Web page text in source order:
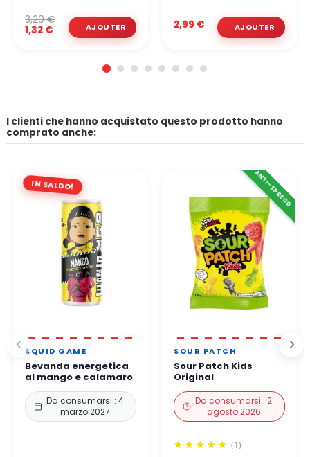
1,32 €
3,29 € 2,99 €
I clienti che hanno acquistato questo prodotto hanno
comprato anche:
IN SALDO!
SQUID GAME
Bevanda energetica
al mango e calamaro
Da consumarsi : 4
marzo 2027
ANTI-SPRECO
SOUR PATCH
Sour Patch Kids
Original
Da consumarsi : 2
agosto 2026
(1)